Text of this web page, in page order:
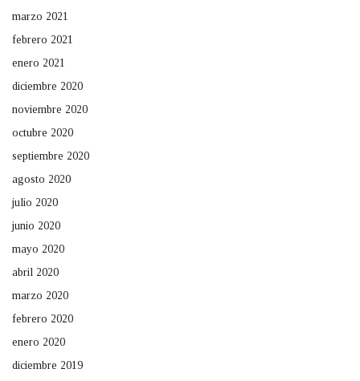
marzo 2021
febrero 2021
enero 2021
diciembre 2020
noviembre 2020
octubre 2020
septiembre 2020
agosto 2020
julio 2020
junio 2020
mayo 2020
abril 2020
marzo 2020
febrero 2020
enero 2020
diciembre 2019